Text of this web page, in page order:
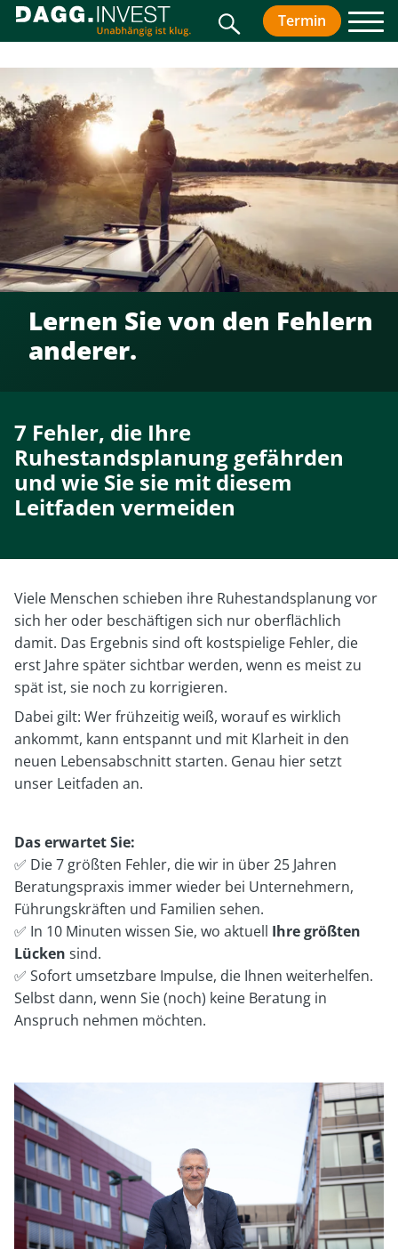
SucheTermin
Lernen Sie von den Fehlern
anderer.
7 Fehler, die Ihre
Ruhestandsplanung gefährden
und wie Sie sie mit diesem
Leitfaden vermeiden
Viele Menschen schieben ihre Ruhestandsplanung vor
sich her oder beschäftigen sich nur oberflächlich
damit. Das Ergebnis sind oft kostspielige Fehler, die
erst Jahre später sichtbar werden, wenn es meist zu
spät ist, sie noch zu korrigieren.
Dabei gilt: Wer frühzeitig weiß, worauf es wirklich
ankommt, kann entspannt und mit Klarheit in den
neuen Lebensabschnitt starten. Genau hier setzt
unser Leitfaden an.
Das erwartet Sie:
✅ Die 7 größten Fehler, die wir in über 25 Jahren
Beratungspraxis immer wieder bei Unternehmern,
Führungskräften und Familien sehen.
✅ In 10 Minuten wissen Sie, wo aktuell Ihre größten
Lücken sind.
✅ Sofort umsetzbare Impulse, die Ihnen weiterhelfen.
Selbst dann, wenn Sie (noch) keine Beratung in
Anspruch nehmen möchten.